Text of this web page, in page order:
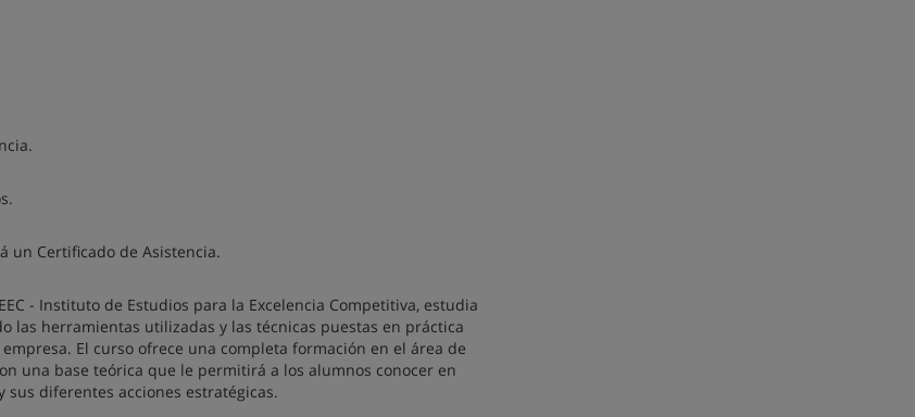
un Certificado de Asistencia.
- Instituto de Estudios para la Excelencia Competitiva, estudia
las herramientas utilizadas y las técnicas puestas en práctica
El curso ofrece una completa formación en el área de
una base teórica que le permitirá a los alumnos conocer en
diferentes acciones estratégicas.